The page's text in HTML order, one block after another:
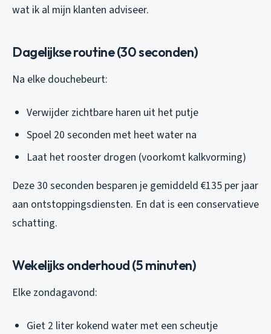
wat ik al mijn klanten adviseer.
Dagelijkse routine (30 seconden)
Na elke douchebeurt:
Verwijder zichtbare haren uit het putje
Spoel 20 seconden met heet water na
Laat het rooster drogen (voorkomt kalkvorming)
Deze 30 seconden besparen je gemiddeld €135 per jaar
aan ontstoppingsdiensten. En dat is een conservatieve
schatting.
Wekelijks onderhoud (5 minuten)
Elke zondagavond:
Giet 2 liter kokend water met een scheutje